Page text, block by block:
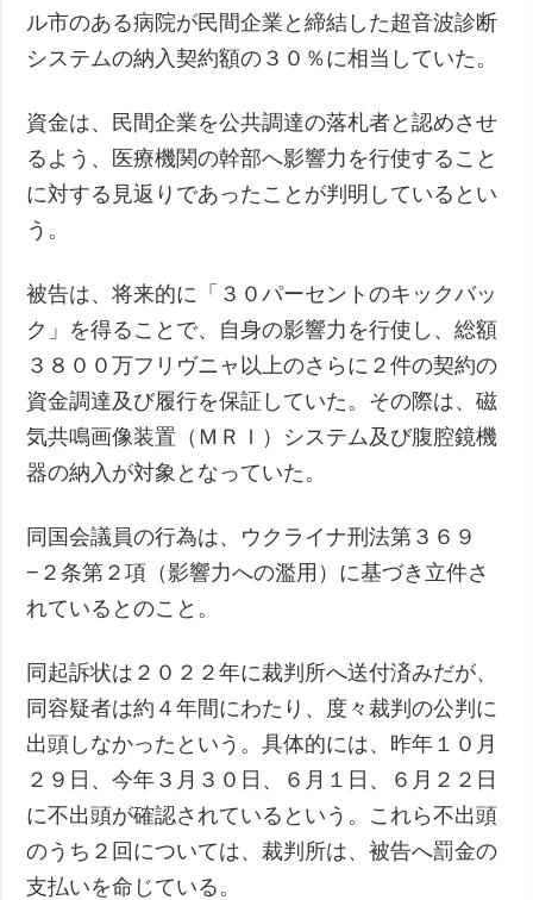
ル市のある病院が民間企業と締結した超音波診断
システムの納入契約額の３０％に相当していた。
資金は、民間企業を公共調達の落札者と認めさせ
るよう、医療機関の幹部へ影響力を行使すること
に対する見返りであったことが判明しているとい
う。
被告は、将来的に「３０パーセントのキックバッ
ク」を得ることで、自身の影響力を行使し、総額
３８００万フリヴニャ以上のさらに２件の契約の
資金調達及び履行を保証していた。その際は、磁
気共鳴画像装置（ＭＲＩ）システム及び腹腔鏡機
器の納入が対象となっていた。
同国会議員の行為は、ウクライナ刑法第３６９
−２条第２項（影響力への濫用）に基づき立件さ
れているとのこと。
同起訴状は２０２２年に裁判所へ送付済みだが、
同容疑者は約４年間にわたり、度々裁判の公判に
出頭しなかったという。具体的には、昨年１０月
２９日、今年３月３０日、６月１日、６月２２日
に不出頭が確認されているという。これら不出頭
のうち２回については、裁判所は、被告へ罰金の
支払いを命じている。